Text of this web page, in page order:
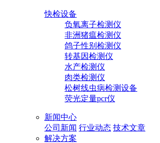
快检设备
负氧离子检测仪
非洲猪瘟检测仪
鸽子性别检测仪
转基因检测仪
水产检测仪
肉类检测仪
松树线虫病检测设备
荧光定量pcr仪
新闻中心
公司新闻 行业动态 技术文章
解决方案